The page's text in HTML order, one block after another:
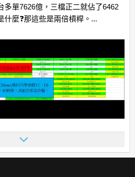
多單7626億，三檔正二就佔了6462
什麼❓那這些是兩倍槓桿。...